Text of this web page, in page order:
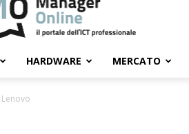
Online
HARDWARE MERCATO
Lenovo